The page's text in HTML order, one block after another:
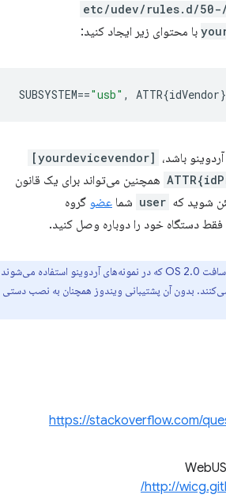
/etc/udev/rules.d/50-
با محتوای زیر ایجاد کنید:
SUBSYSTEM=="usb" , ATTR{idVendor}
باشد، [yourdevicevendor]
همچنین می‌تواند برای یک قانون
شوید که user شما عضو گروه
دستگاه خود را دوباره وصل کنید.
توصیفگرهای مایکروسافت OS 2.0 که در نمونه‌های آردوینو استفاده می‌شوند
و بالاتر کار می‌کنند. بدون آن پشتیبانی ویندوز همچنان به نصب دستی
https://stackoverflow.com/
http://